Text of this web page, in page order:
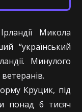
Микола
“український
Минулого
Круцик, під
понад 6 тисяч